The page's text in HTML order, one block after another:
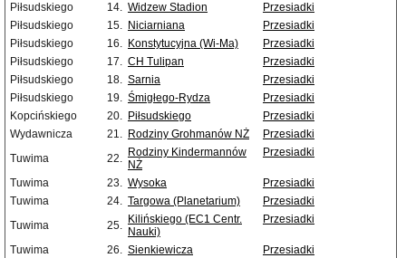
Piłsudskiego
14. Widzew Stadion
Przesiadki
Piłsudskiego
15. Niciarniana
Przesiadki
Piłsudskiego
16. Konstytucyjna (Wi-Ma)
Przesiadki
Piłsudskiego
17. CH Tulipan
Przesiadki
Piłsudskiego
18. Sarnia
Przesiadki
Piłsudskiego
19. Śmigłego-Rydza
Przesiadki
Kopcińskiego
20. Piłsudskiego
Przesiadki
Wydawnicza
21. Rodziny Grohmanów NŻ
Przesiadki
Tuwima
22. Rodziny Kindermannów
NŻ
Przesiadki
Tuwima 23. Wysoka
Przesiadki
Tuwima
24. Targowa (Planetarium)
Przesiadki
Tuwima
25. Kilińskiego (EC1 Centr.
Nauki)
Przesiadki
Tuwima 26. Sienkiewicza
Przesiadki